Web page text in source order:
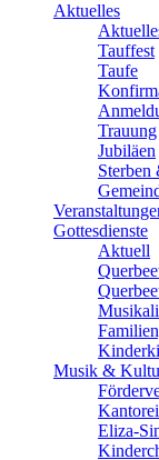
Aktuelles
Tauffest
Taufe
Trauung
Jubiläen
Sterben
Gottesdienste
Aktuell
Musik &
Kantorei
Eliza-